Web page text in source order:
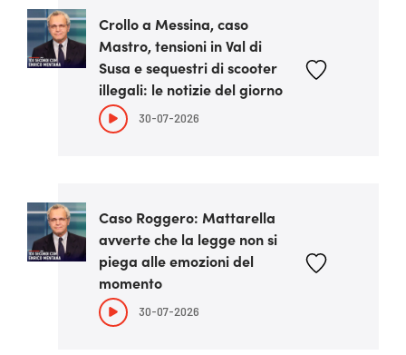
Crollo a Messina, caso
Mastro, tensioni in Val di
Susa e sequestri di scooter
illegali: le notizie del giorno
30-07-2026
Caso Roggero: Mattarella
avverte che la legge non si
piega alle emozioni del
momento
30-07-2026